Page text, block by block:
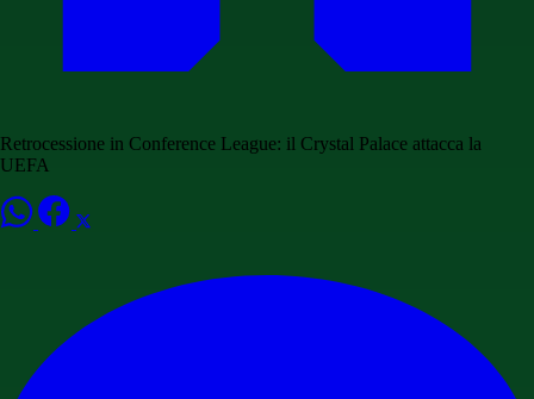
Retrocessione in Conference League: il Crystal Palace attacca la
UEFA